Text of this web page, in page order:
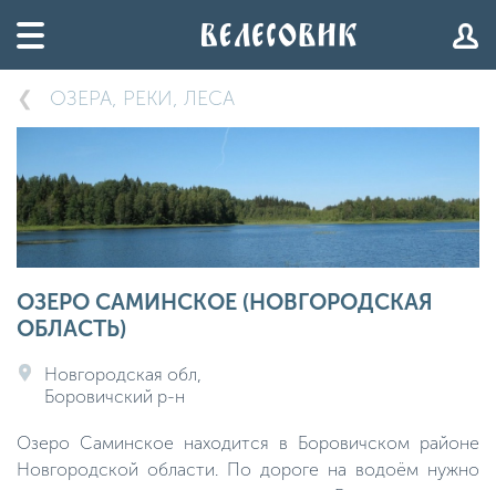
ОЗЕРА, РЕКИ, ЛЕСА
ОЗЕРО САМИНСКОЕ (НОВГОРОДСКАЯ
ОБЛАСТЬ)
Новгородская обл,
Боровичский р-н
Озеро Саминское находится в Боровичском районе
Новгородской области. По дороге на водоём нужно